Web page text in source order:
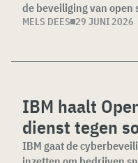
de beveiliging van open
MELS DEES 29 JUNI 2026
IBM haalt
dienst tegen
IBM gaat de